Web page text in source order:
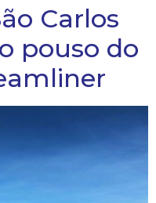
Carlos
pouso do